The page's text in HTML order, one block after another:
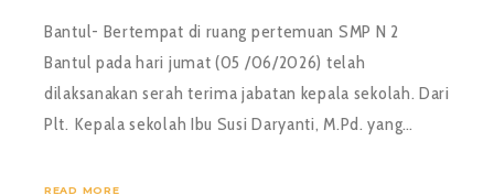
Bantul- Bertempat di ruang pertemuan SMP N 2
Bantul pada hari jumat (05 /06/2026) telah
dilaksanakan serah terima jabatan kepala sekolah. Dari
Plt. Kepala sekolah Ibu Susi Daryanti, M.Pd. yang…
READ MORE